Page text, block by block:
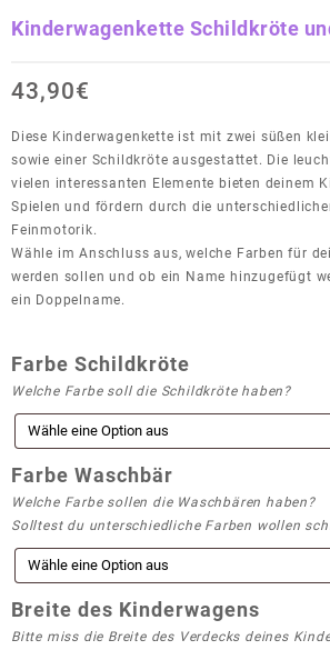
Kinderwagenkette Schildkröte
43,90€
Diese Kinderwagenkette ist mit zwei süßen
sowie einer Schildkröte ausgestattet. Die
vielen interessanten Elemente bieten deinem
Spielen und fördern durch die
Feinmotorik.
Wähle im Anschluss aus, welche Farben für
werden sollen und ob ein Name hinzugefügt
ein Doppelname.
Farbe Schildkröte
Welche Farbe soll die Schildkröte haben?
Farbe Waschbär
Welche Farbe sollen die Waschbären haben?
Solltest du unterschiedliche Farben wollen
Breite des Kinderwagens
Bitte miss die Breite des Verdecks deines